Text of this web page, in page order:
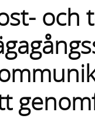
och